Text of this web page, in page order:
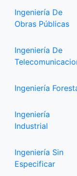
Ingeniería De
Obras Públicas
Ingeniería De
Ingeniería
Ingeniería
Industrial
Ingeniería Sin
Especificar